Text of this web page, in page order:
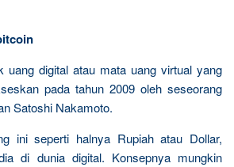
uang digital atau mata uang virtual yang
pada tahun 2009 oleh seseorang
Satoshi Nakamoto.
ini seperti halnya Rupiah atau Dollar,
di dunia digital. Konsepnya mungkin